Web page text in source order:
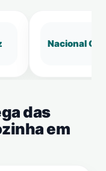
Nacional Gás
das
em